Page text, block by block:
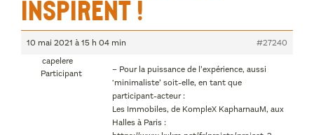
inspirent !
10 mai 2021 à 15 h 04 min
#27240
capelere
Participant
– Pour la puissance de l’expérience, aussi
‘minimaliste’ soit-elle, en tant que
participant-acteur :
Les Immobiles, de KompleX KapharnauM, aux
Halles à Paris :